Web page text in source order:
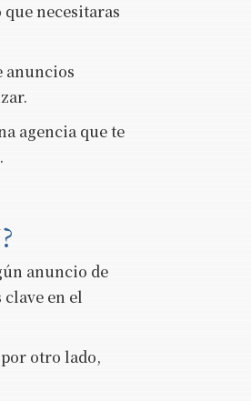
necesitaras
anuncios
agencia que te
anuncio de
clave en el
por otro lado,